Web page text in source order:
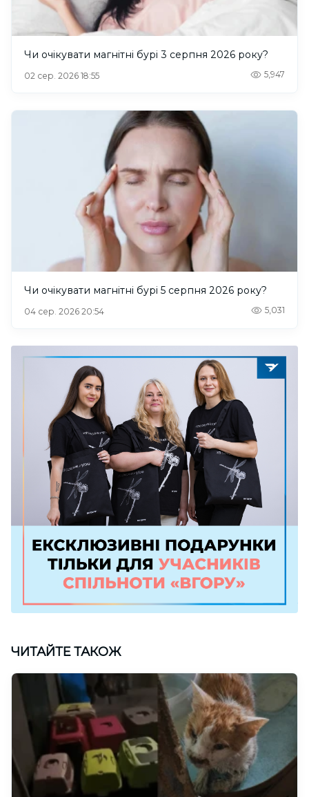
Чи очікувати магнітні бурі 3 серпня 2026 року?
02 сер. 2026 18:55 5,947
Чи очікувати магнітні бурі 5 серпня 2026 року?
04 сер. 2026 20:54 5,031
ЧИТАЙТЕ ТАКОЖ